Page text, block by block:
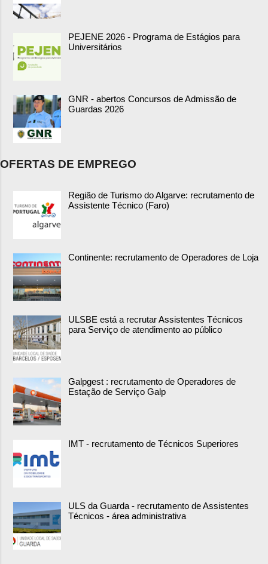
PEJENE 2026 - Programa de Estágios para
Universitários
GNR - abertos Concursos de Admissão de
Guardas 2026
OFERTAS DE EMPREGO
Região de Turismo do Algarve: recrutamento de
Assistente Técnico (Faro)
Continente: recrutamento de Operadores de Loja
ULSBE está a recrutar Assistentes Técnicos
para Serviço de atendimento ao público
Galpgest : recrutamento de Operadores de
Estação de Serviço Galp
IMT - recrutamento de Técnicos Superiores
ULS da Guarda - recrutamento de Assistentes
Técnicos - área administrativa